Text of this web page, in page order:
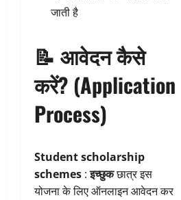
जाती है
📝 आवेदन कैसे
करें? (Application
Process)
Student scholarship
schemes :इच्छुकछात्र इस
योजना के लिए ऑनलाइन आवेदन कर